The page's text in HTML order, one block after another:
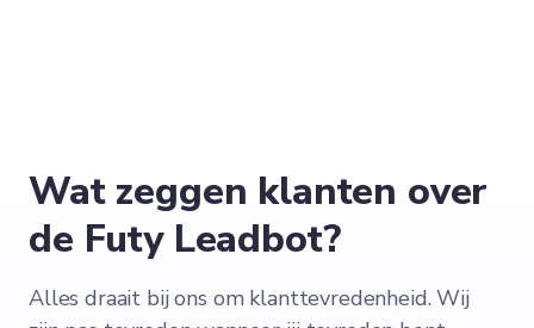
Wat zeggen klanten over
de Futy Leadbot?
Alles draait bij ons om klanttevredenheid. Wij